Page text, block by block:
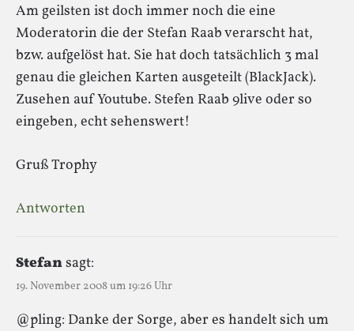
Am geilsten ist doch immer noch die eine
Moderatorin die der Stefan Raab verarscht hat,
bzw. aufgelöst hat. Sie hat doch tatsächlich 3 mal
genau die gleichen Karten ausgeteilt (BlackJack).
Zusehen auf Youtube. Stefen Raab 9live oder so
eingeben, echt sehenswert!
Gruß Trophy
Antworten
Stefansagt:
19. November 2008 um 19:26 Uhr
@pling: Danke der Sorge, aber es handelt sich um